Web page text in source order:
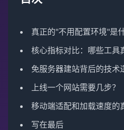
真正的"不用配置环境"是
核心指标对比：哪些工具
免服务器建站背后的技术
上线一个网站需要几步？
移动端适配和加载速度的
写在最后